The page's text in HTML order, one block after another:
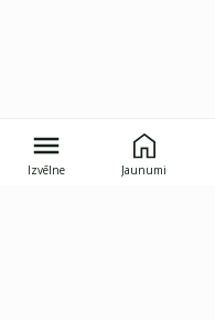
Izvēlne Jaunumi